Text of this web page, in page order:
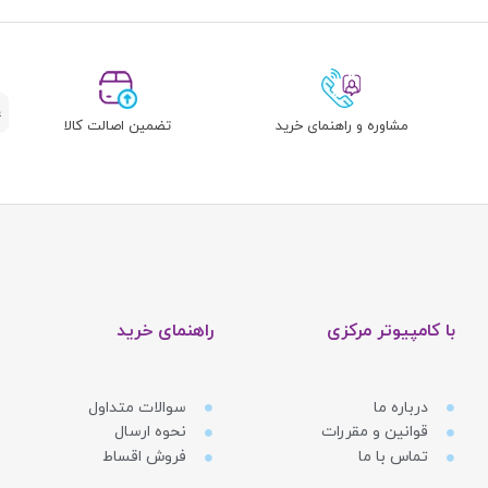
مشاوره و راهنمای خرید تضمین اصالت کالا
با کامپیوتر مرکزی
درباره ما
قوانین و مقررات
تماس با ما
راهنمای خرید
سوالات متداول
نحوه ارسال
فروش اقساط